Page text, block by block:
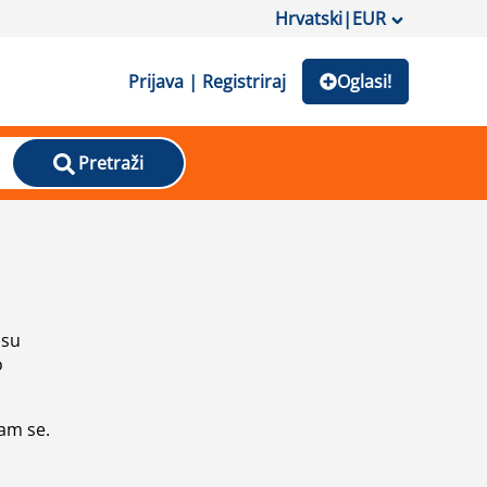
Hrvatski|EUR
Prijava | Registriraj Oglasi!
Pretraži
se.